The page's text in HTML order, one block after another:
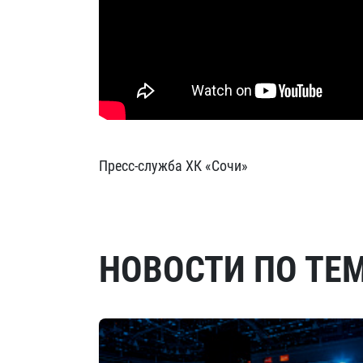
Пресс-служба ХК «Сочи»
НОВОСТИ ПО